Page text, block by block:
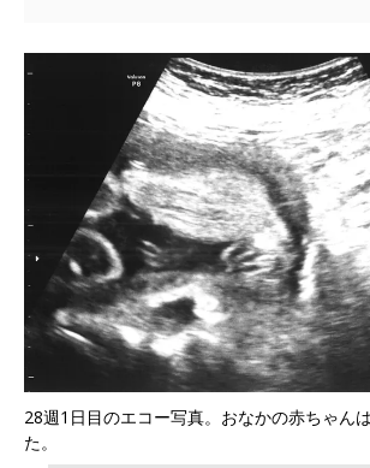
28週1日目のエコー写真。おなかの赤ちゃん
た。